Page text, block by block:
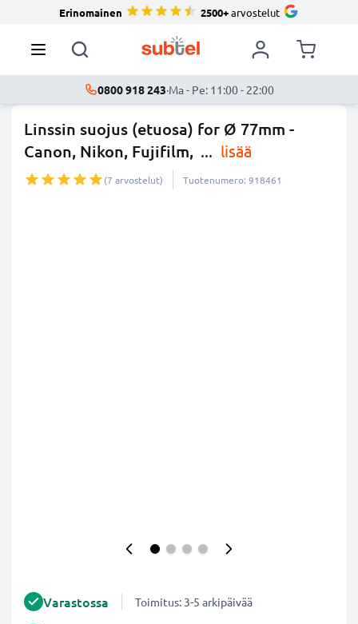
Erinomainen 2500+arvostelut
0800 918 243·Ma - Pe: 11:00 - 22:00
Linssin suojus (etuosa) for Ø 77mm -
Canon, Nikon, Fujifilm, ... lisää
(7 arvostelut) Tuotenumero: 918461
Varastossa Toimitus: 3-5 arkipäivää